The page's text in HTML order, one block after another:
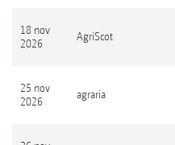
18 nov
2026
AgriScot
25 nov
2026
agraria